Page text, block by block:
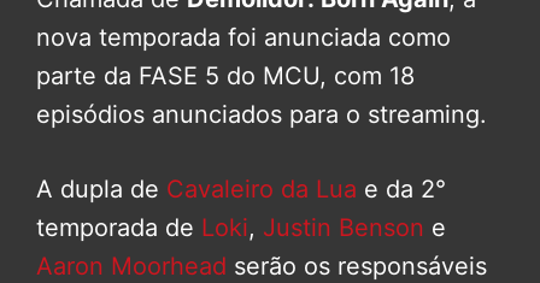
nova temporada foi anunciada como
parte da FASE 5 do MCU, com 18
episódios anunciados para o streaming.
A dupla de Cavaleiro da Lua e da 2°
temporada de Loki, Justin Benson e
Aaron Moorhead serão os responsáveis